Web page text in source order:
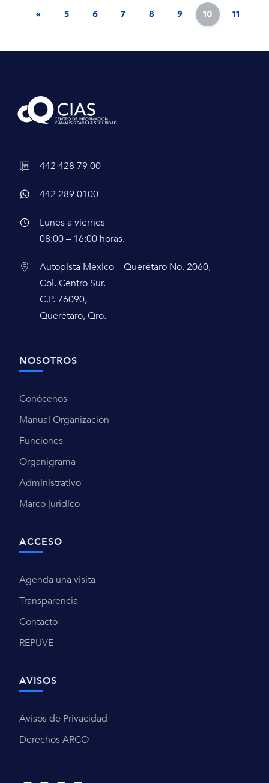
« 5 6 7 8 9 10 11
442 428 79 00
442 289 0100
Lunes a viernes
08:00 – 16:00 horas.
Autopista México – Querétaro No. 2060,
Col. Centro Sur.
C.P. 76090,
Querétaro, Qro.
NOSOTROS
Conócenos
Manual Organización
Funciones
Organigrama
Administrativo
Marco jurídico
ACCESO
Agenda una visita
Transparencia
Contacto
REPUVE
AVISOS
Avisos de Privacidad
Derechos ARCO